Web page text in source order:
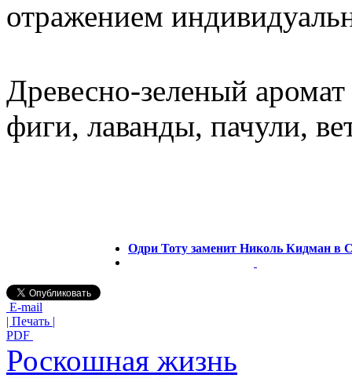
отражением
Древесно-зеленый
фиги, лаванды, пачули,
Одри Тоту заменит Николь Кидман в
E-mail
| Печать |
PDF
Роскошная жизнь